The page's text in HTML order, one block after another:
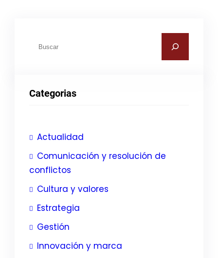
a
Categorias
Actualidad
Comunicación y resolución de
conflictos
Cultura y valores
Estrategia
Gestión
Innovación y marca